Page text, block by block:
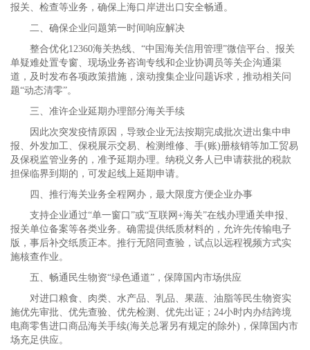
报关、检查等业务，确保上海口岸进出口安全畅通。
二、确保企业问题第一时间响应解决
整合优化12360海关热线、“中国海关信用管理”微信平台、报关
单疑难处置专窗、现场业务咨询专线和企业协调员等关企沟通渠
道，及时发布各项政策措施，滚动搜集企业问题诉求，推动相关问
题“动态清零”。
三、准许企业延期办理部分海关手续
因此次突发疫情原因，导致企业无法按期完成批次进出集中申
报、外发加工、保税展示交易、检测维修、手(账)册核销等加工贸易
及保税监管业务的，准予延期办理。纳税义务人已申请获批的税款
担保临界到期的，可发起线上延期申请。
四、推行海关业务全程网办，最大限度方便企业办事
支持企业通过“单一窗口”或“互联网+海关”在线办理通关申报、
报关单位备案等各类业务。确需提供纸质材料的，允许先传输电子
版，事后补交纸质正本。推行无陪同查验，试点以远程视频方式实
施核查作业。
五、畅通民生物资“绿色通道”，保障国内市场供应
对进口粮食、肉类、水产品、乳品、果蔬、油脂等民生物资实
施优先审批、优先查验、优先检测、优先出证；24小时内办结跨境
电商零售进口商品海关手续(海关总署另有规定的除外)，保障国内市
场充足供应。